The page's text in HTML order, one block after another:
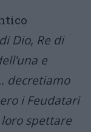
Dio, Re di
e
decretiamo
i Feudatari
spettare